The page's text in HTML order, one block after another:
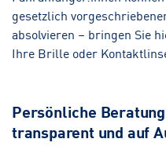
gesetzlich
absolvieren – bringen Sie
Ihre Brille oder
Persönliche
transparent und auf